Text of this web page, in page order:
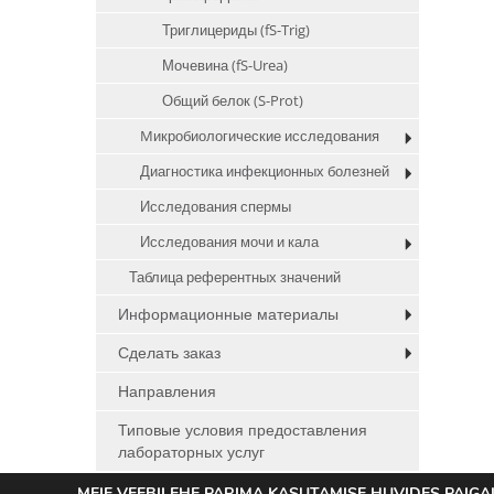
Триглицериды (fS-Trig)
Мочевина (fS-Urea)
Общий белок (S-Prot)
Mикробиологические исследования
Диагностика инфекционных болезней
Исследования спермы
Исследования мочи и кала
Таблица референтных значений
Информационные материалы
Сделать заказ
Направления
Типовые условия предоставления
лабораторных услуг